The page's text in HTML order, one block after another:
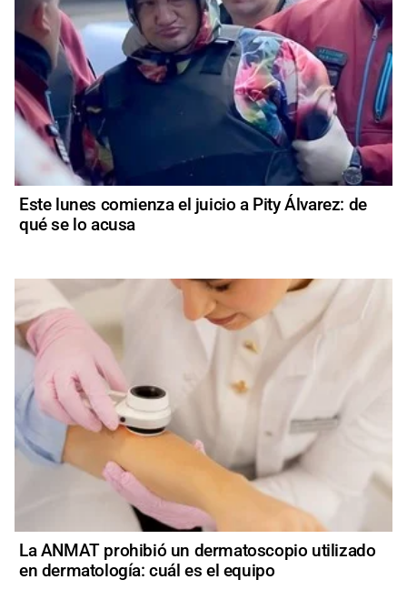
Este lunes comienza el juicio a Pity Álvarez: de
qué se lo acusa
La ANMAT prohibió un dermatoscopio utilizado
en dermatología: cuál es el equipo